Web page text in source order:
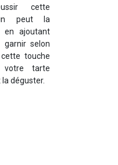
cette
peut la
en ajoutant
garnir selon
touche
votre tarte
déguster.